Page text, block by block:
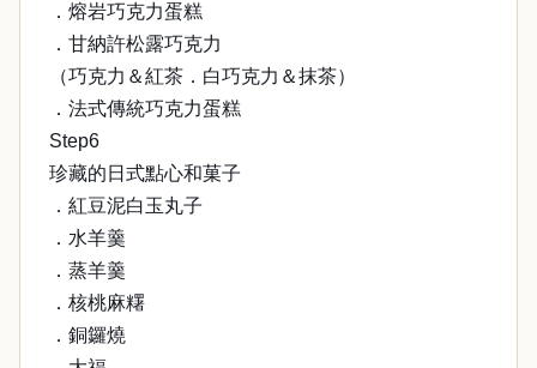
．熔岩巧克力蛋糕
．甘納許松露巧克力
（巧克力＆紅茶．白巧克力＆抹茶）
．法式傳統巧克力蛋糕
Step6
珍藏的日式點心和菓子
．紅豆泥白玉丸子
．水羊羹
．蒸羊羹
．核桃麻糬
．銅鑼燒